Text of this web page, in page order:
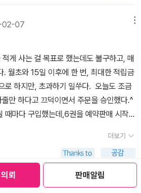
뢰 판매알림
어간 역사의 명암에 관한 책이다. 3. 지식
짧은 지식의 나열이 아니라 정말 뜨거운
압축이 만만치 않고 거기서 만들어지는
운 마음으로 전달하고 있다. 읽으면서 머
거워지며, 정의를 불끈 솟아난다. 그리고
않다. 지식이라는 것은 자고로 이래야 하
안타까움도 가득 차겠지만, 이 또한 우리
가 알아야 할 세상이다. 가슴으로 읽는 우
식 e>7권엔 어떤 이야기가 담겨 있을
를 이야기한다.「만만한 방송국」을 통해
을 통해 미디어 법을,「세계 1위」를 통해 대
만루홈런」을 통해 비정규직노동을,「끊어진
태를,「위험한 거래」를 통해 제주도영리병
소득세인하를, 마지막으로「평화의 오아시
를 이야기한다.(알라딘 책 소개) 아직도 지
다면, 이번 기회에 꼭 읽어보시라 추천한다.
김진혁 pd의 <감성지식의 탄생>과 <지식
... ^^접힌 부분 펼치기 ▼ 펼친
이라 이달의 당선작 발표가 안 되었는데,
알사탕 받으면 좋겠다.^^그럼 이런 책도
02-07
게 사는 걸 목표로 했는데도 불구하고, 매
. 월초와 15일 이후에 한 번, 최대한 적립금
로 하지만, 초과하기 일쑤다. 오늘도 조금
만 하다고 끄덕이면서 주문을 승인했다.^
마다 구입했는데,6권을 예약판매 시작했
지식e 시리즈와 김진혁 피디가 쓴 <감
한 시리즈다. 2011 이상 문학상 수상집<
지영을 응원하기 위해,2010 미당 문학상
뺨에 서쪽을 빛내다>와 내가 좋아하는 손
더보기
07-30